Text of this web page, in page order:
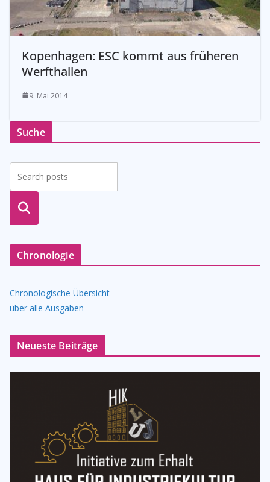
Kopenhagen: ESC kommt aus früheren
Werfthallen
9. Mai 2014
Suche
suche
Chronologie
Chronologische Übersicht
über alle Ausgaben
Neueste Beiträge